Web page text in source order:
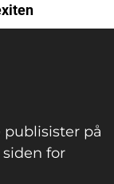
publisister på
for